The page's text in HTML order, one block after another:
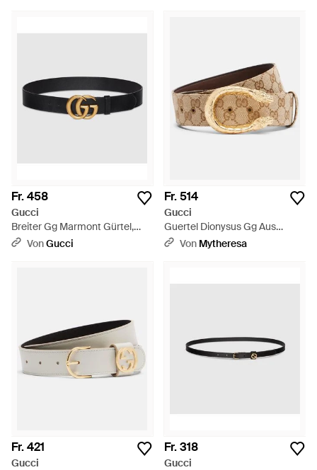
Fr. 458
Gucci
Breiter Gg Marmont Gürtel,
Grösse 100 - Schwarz
VonGucci
Fr. 514
Gucci
Guertel Dionysus Gg Aus
Canvas - Natur
Von Mytheresa
Fr. 421
Gucci
Fr. 318
Gucci